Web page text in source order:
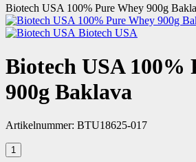
Biotech USA 100% Pure Whey 900g
Biotech USA
Biotech USA 100%
900g Baklava
Artikelnummer: BTU18625-017